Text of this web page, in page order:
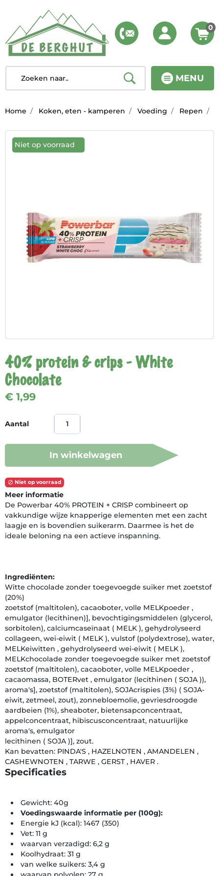
MENU
0
Home Koken, eten - kamperen Voeding Repen
Niet op voorraad
40% protein & crips - White
Chocolate
€ 1,99
Aantal
In winkelwagen
 Niet op voorraad
Meer informatie
De Powerbar 40% PROTEIN + CRISP combineert op
vakkundige wijze knapperige elementen met een zacht
laagje en is bovendien suikerarm. Daarmee is het de
ideale beloning na een actieve inspanning.
Ingrediënten:
Witte chocolade zonder toegevoegde suiker met zoetstof
(20%)
zoetstof (maltitolen), cacaoboter, volle MELKpoeder ,
emulgator (lecithinen)], bevochtigingsmiddelen (glycerol,
sorbitolen), calciumcaseïnaat ( MELK ), gehydrolyseerd
collageen, wei-eiwit ( MELK ), vulstof (polydextrose), water,
MELKeiwitten , gehydrolyseerd wei-eiwit ( MELK ),
MELKchocolade zonder toegevoegde suiker met zoetstof
zoetstof (maltitolen), cacaoboter, volle MELKpoeder ,
cacaomassa, BOTERvet , emulgator (lecithinen ( SOJA )),
aroma's], zoetstof (maltitolen), SOJAcrispies (3%) ( SOJA-
eiwit, zetmeel, zout), zonnebloemolie, gevriesdroogde
aardbeien (1%), sheaboter, bietensapconcentraat,
appelconcentraat, hibiscusconcentraat, natuurlijke
aroma's, emulgator
lecithinen ( SOJA )], zout.
Kan bevatten: PINDA'S , HAZELNOTEN , AMANDELEN ,
CASHEWNOTEN , TARWE , GERST , HAVER .
Specificaties
Gewicht: 40g
Voedingswaarde informatie per (100g):
Energie kJ (kcal): 1467 (350)
Vet: 11 g
waarvan verzadigd: 6,2 g
Koolhydraat: 31 g
van welke suikers: 3,4 g